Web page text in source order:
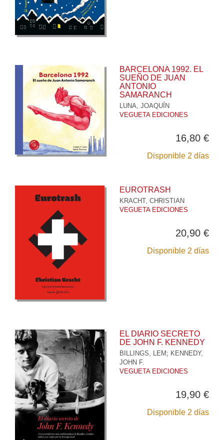
BARCELONA 1992. EL
SUEÑO DE JUAN
ANTONIO
SAMARANCH
LUNA, JOAQUÍN
VEGUETA EDICIONES
16,80 €
Disponible 2 días
EUROTRASH
KRACHT, CHRISTIAN
VEGUETA EDICIONES
20,90 €
Disponible 2 días
EL DIARIO SECRETO
DE JOHN F. KENNEDY
BILLINGS, LEM ; KENNEDY,
JOHN F.
VEGUETA EDICIONES
19,90 €
Disponible 2 días